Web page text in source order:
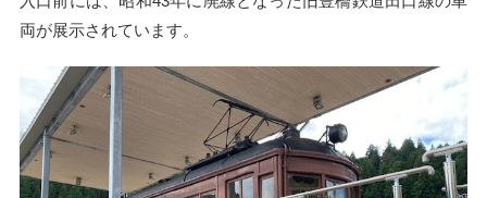
両が展示されています。